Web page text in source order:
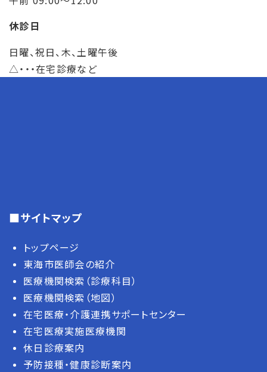
休診日
日曜、祝日、木、土曜午後
△・・・在宅診療など
■サイトマップ
トップページ
東海市医師会の紹介
医療機関検索（診療科目）
医療機関検索（地図）
在宅医療・介護連携サポートセンター
在宅医療実施医療機関
休日診療案内
予防接種・健康診断案内